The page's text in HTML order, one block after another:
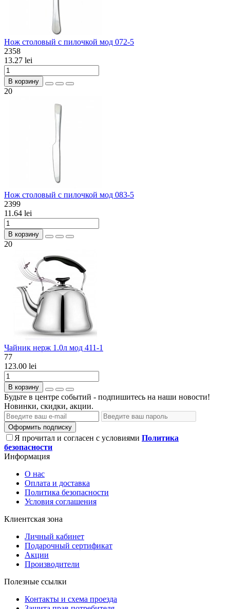
Нож столовый с пилочкой мод 072-5
2358
13.27 lei
В корзину
20
Нож столовый с пилочкой мод 083-5
2399
11.64 lei
В корзину
20
Чайник нерж 1.0л мод 411-1
77
123.00 lei
В корзину
Будьте в центре событий - подпишитесь на наши новости!
Новинки, скидки, акции.
Оформить подписку
Я прочитал и согласен с условиями Политика
безопасности
Информация
О нас
Оплата и доставка
Политика безопасности
Условия соглашения
Клиентская зона
Личный кабинет
Подарочный сертификат
Акции
Производители
Полезные ссылки
Контакты и схема проезда